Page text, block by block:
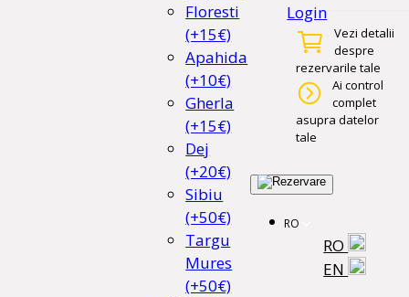
Floresti
(+15€)
Apahida
(+10€)
Gherla
(+15€)
Dej
(+20€)
Sibiu
(+50€)
Targu
Mures
(+50€)
Login
Vezi detalii
despre
rezervarile tale
Ai control
complet
asupra datelor
tale
RO
RO
EN